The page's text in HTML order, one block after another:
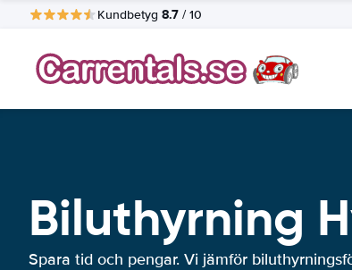
Kundbetyg 8.7 / 10
Biluthyrning
Spara tid och pengar. Vi jämför